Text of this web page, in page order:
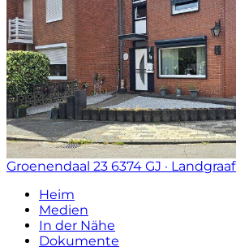
Groenendaal 23 6374 GJ · Landgraaf
Heim
Medien
In der Nähe
Dokumente